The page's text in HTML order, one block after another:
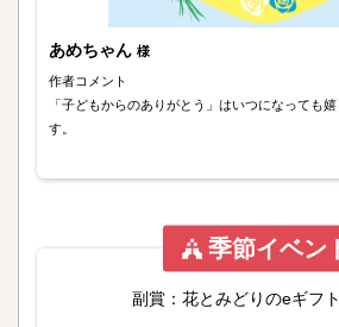
あめちゃん 様
作者コメント
「子どもからのありがとう」はいつになっても
す。
季節イベン
副賞：花とみどりのeギフ